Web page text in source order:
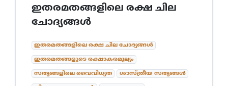
ഇതരമതങ്ങളിലെ രക്ഷ ചില
ചോദ്യങ്ങൾ
ഇതരമതങ്ങളിലെ രക്ഷ ചില ചോദ്യങ്ങൾ
ഇതരമതങ്ങളുടെ രക്ഷാകരമൂല്യം
സത്യങ്ങളിലെ വൈവിധ്യത
ശാസ്ത്രീയ സത്യങ്ങൾ